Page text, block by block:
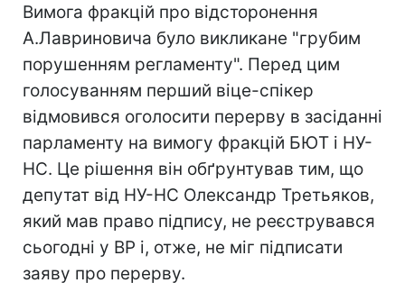
Вимога фракцій про відсторонення
А.Лавриновича було викликане "грубим
порушенням регламенту". Перед цим
голосуванням перший віце-спікер
відмовився оголосити перерву в засіданні
парламенту на вимогу фракцій БЮТ і НУ-
НС. Це рішення він обґрунтував тим, що
депутат від НУ-НС Олександр Третьяков,
який мав право підпису, не реєструвався
сьогодні у ВР і, отже, не міг підписати
заяву про перерву.